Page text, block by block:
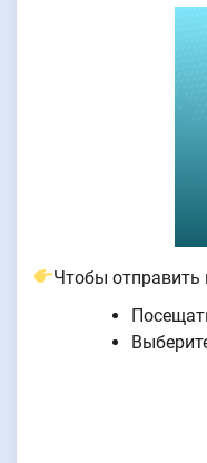
Чтобы отправить